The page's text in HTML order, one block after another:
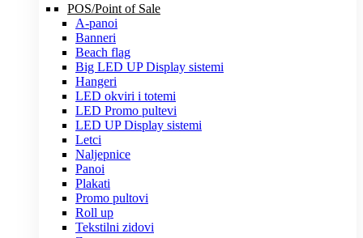
POS/Point of Sale
A-panoi
Banneri
Beach flag
Big LED UP Display sistemi
Hangeri
LED okviri i totemi
LED Promo pultevi
LED UP Display sistemi
Letci
Naljepnice
Panoi
Plakati
Promo pultovi
Roll up
Tekstilni zidovi